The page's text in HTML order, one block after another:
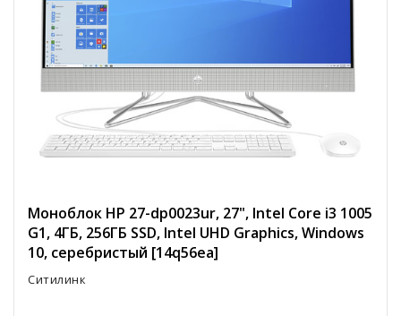
Моноблок HP 27-dp0023ur, 27", Intel Core i3 1005
G1, 4ГБ, 256ГБ SSD, Intel UHD Graphics, Windows
10, серебристый [14q56ea]
Ситилинк